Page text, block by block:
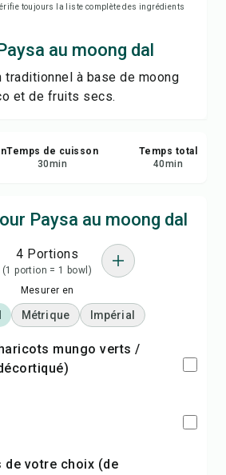
toujours la liste complète des ingrédients
au moong dal
traditionnel à base de moong
et de fruits secs.
Temps de cuisson
30min
Temps total
40min
Paysa au moong dal
4 Portions
(1 portion = 1 bowl)
Mesurer en
Métrique Impérial